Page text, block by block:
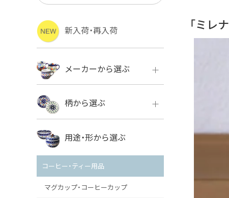
「ミレ
新入荷・再入荷
メーカーから選ぶ
ボレス
VENA
ミレナ
柄から選ぶ
ボレス
用途・形から選ぶ
コーヒー・ティー用品
マグカップ・コーヒーカップ